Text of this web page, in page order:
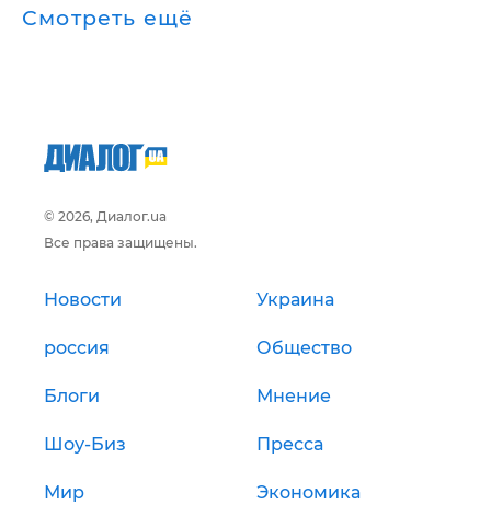
Смотреть ещё
© 2026, Диалог.ua
Все права защищены.
Новости Украина
россия Общество
Блоги Мнение
Шоу-Биз Пресса
Мир Экономика